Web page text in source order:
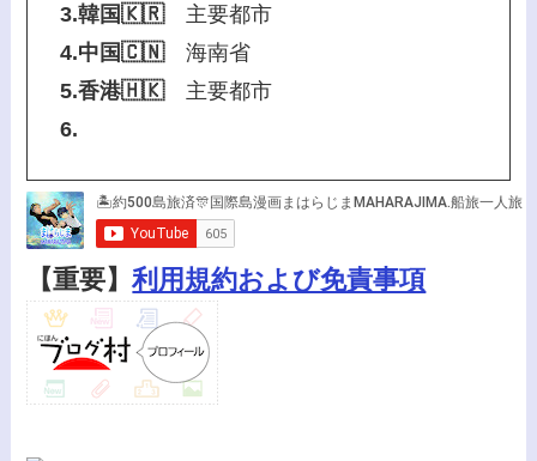
3.韓国🇰🇷主要都市
4.中国🇨🇳海南省
5.香港🇭🇰主要都市
6.
【重要】利用規約および免責事項